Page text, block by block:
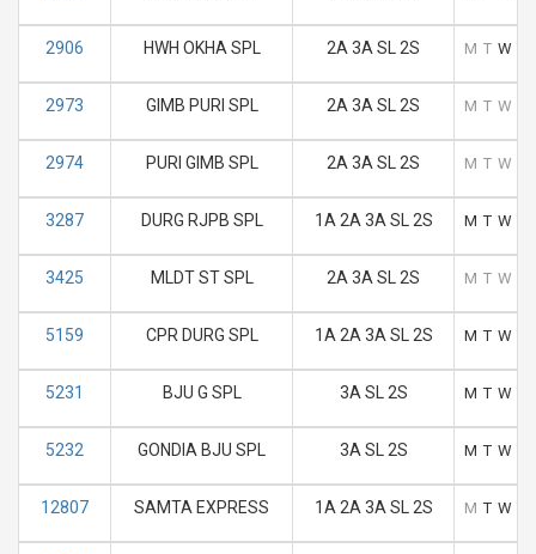
2906 HWH OKHA SPL 2A 3A SL 2S M T W
2973 GIMB PURI SPL 2A 3A SL 2S M T W
2974 PURI GIMB SPL 2A 3A SL 2S M T W
3287 DURG RJPB SPL 1A 2A 3A SL 2S M T W
3425 MLDT ST SPL 2A 3A SL 2S M T W
5159 CPR DURG SPL 1A 2A 3A SL 2S M T W
5231 BJU G SPL 3A SL 2S M T W
5232 GONDIA BJU SPL 3A SL 2S M T W
12807 SAMTA EXPRESS 1A 2A 3A SL 2S M T W